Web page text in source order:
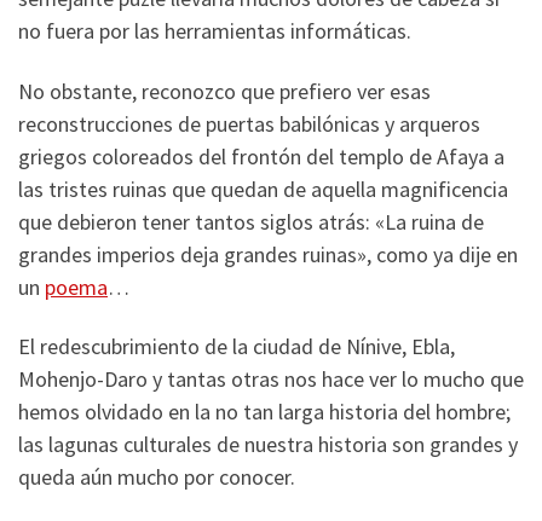
no fuera por las herramientas informáticas.
No obstante, reconozco que prefiero ver esas
reconstrucciones de puertas babilónicas y arqueros
griegos coloreados del frontón del templo de Afaya a
las tristes ruinas que quedan de aquella magnificencia
que debieron tener tantos siglos atrás: «La ruina de
grandes imperios deja grandes ruinas», como ya dije en
un poema…
El redescubrimiento de la ciudad de Nínive, Ebla,
Mohenjo-Daro y tantas otras nos hace ver lo mucho que
hemos olvidado en la no tan larga historia del hombre;
las lagunas culturales de nuestra historia son grandes y
queda aún mucho por conocer.